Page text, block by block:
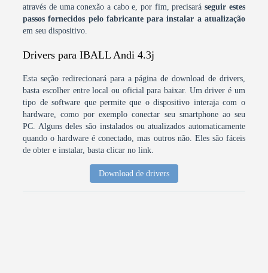
através de uma conexão a cabo e, por fim, precisaráseguir estes
passos fornecidos pelo fabricante para instalar a atualização
em seu dispositivo.
Drivers para IBALL Andi 4.3j
Esta seção redirecionará para a página de download de drivers,
basta escolher entre local ou oficial para baixar. Um driver é um
tipo de software que permite que o dispositivo interaja com o
hardware, como por exemplo conectar seu smartphone ao seu
PC. Alguns deles são instalados ou atualizados automaticamente
quando o hardware é conectado, mas outros não. Eles são fáceis
de obter e instalar, basta clicar no link.
Download de drivers